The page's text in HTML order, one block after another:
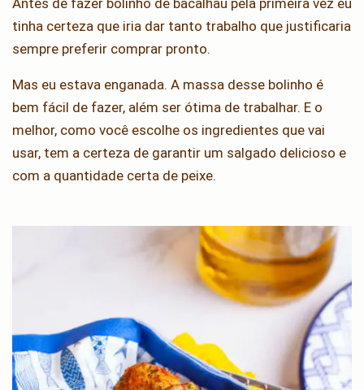
Antes de fazer bolinho de bacalhau pela primeira vez eu
tinha certeza que iria dar tanto trabalho que justificaria
sempre preferir comprar pronto.
Mas eu estava enganada. A massa desse bolinho é
bem fácil de fazer, além ser ótima de trabalhar. E o
melhor, como você escolhe os ingredientes que vai
usar, tem a certeza de garantir um salgado delicioso e
com a quantidade certa de peixe.